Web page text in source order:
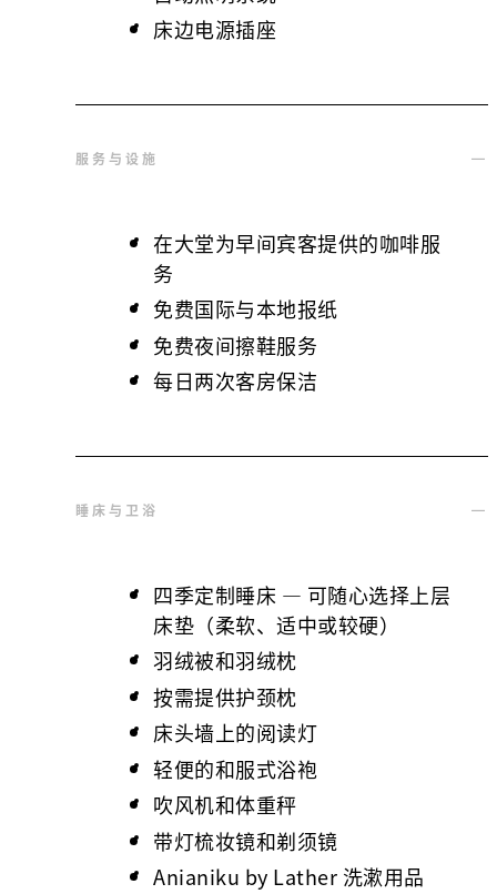
床边电源插座
服务与设施
在大堂为早间宾客提供的咖啡服
务
免费国际与本地报纸
免费夜间擦鞋服务
每日两次客房保洁
睡床与卫浴
四季定制睡床 — 可随心选择上层
床垫（柔软、适中或较硬）
羽绒被和羽绒枕
按需提供护颈枕
床头墙上的阅读灯
轻便的和服式浴袍
吹风机和体重秤
带灯梳妆镜和剃须镜
Anianiku by Lather 洗漱用品